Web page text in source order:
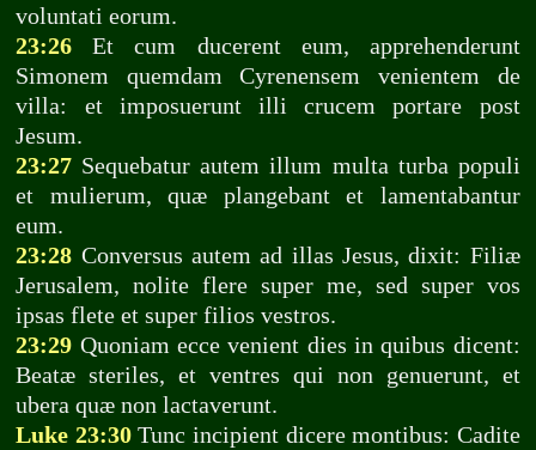
voluntati eorum.
23:26 Et cum ducerent eum, apprehenderunt
Simonem quemdam Cyrenensem venientem de
villa: et imposuerunt illi crucem portare post
Jesum.
23:27 Sequebatur autem illum multa turba populi
et mulierum, quæ plangebant et lamentabantur
eum.
23:28 Conversus autem ad illas Jesus, dixit: Filiæ
Jerusalem, nolite flere super me, sed super vos
ipsas flete et super filios vestros.
23:29 Quoniam ecce venient dies in quibus dicent:
Beatæ steriles, et ventres qui non genuerunt, et
ubera quæ non lactaverunt.
Luke 23:30Tunc incipient dicere montibus: Cadite